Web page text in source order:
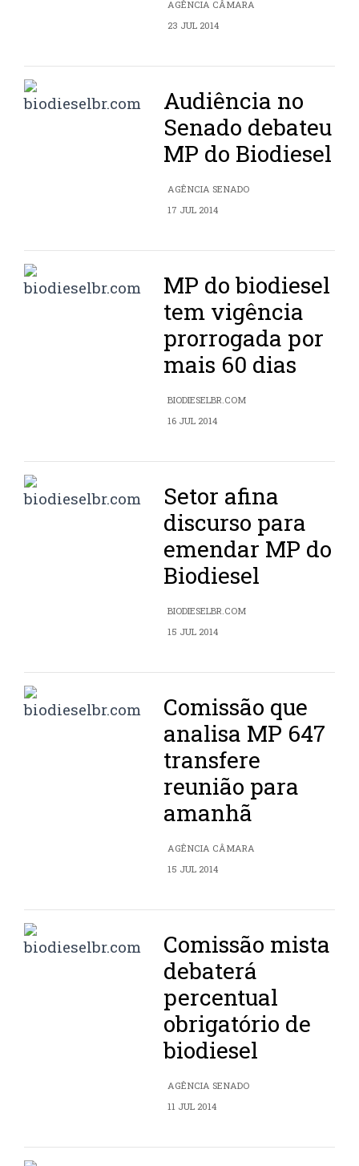
AGÊNCIA CÂMARA
23 JUL 2014
Audiência no
Senado debateu
MP do Biodiesel
AGÊNCIA SENADO
17 JUL 2014
MP do biodiesel
tem vigência
prorrogada por
mais 60 dias
BIODIESELBR.COM
16 JUL 2014
Setor afina
discurso para
emendar MP do
Biodiesel
BIODIESELBR.COM
15 JUL 2014
Comissão que
analisa MP 647
transfere
reunião para
amanhã
AGÊNCIA CÂMARA
15 JUL 2014
Comissão mista
debaterá
percentual
obrigatório de
biodiesel
AGÊNCIA SENADO
11 JUL 2014